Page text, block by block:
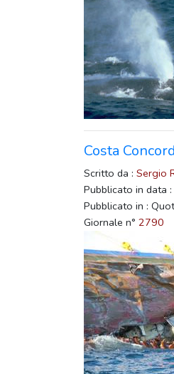
Costa
Scritto da : Sergio
Pubblicato in data
Pubblicato in :
Giornale n° 2790